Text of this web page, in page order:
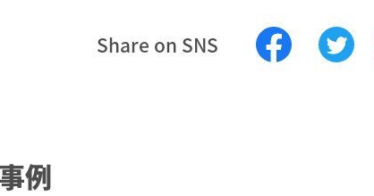
Share on SNS
例